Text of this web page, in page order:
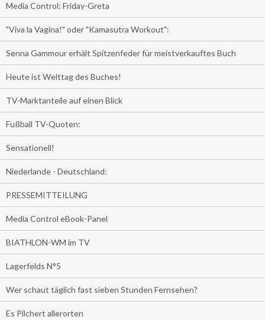
Media Control: Friday-Greta
"Viva la Vagina!" oder "Kamasutra Workout":
Senna Gammour erhält Spitzenfeder für meistverkauftes Buch
Heute ist Welttag des Buches!
TV-Marktanteile auf einen Blick
Fußball TV-Quoten:
Sensationell!
Niederlande - Deutschland:
PRESSEMITTEILUNG
Media Control eBook-Panel
BIATHLON-WM im TV
Lagerfelds N°5
Wer schaut täglich fast sieben Stunden Fernsehen?
Es Pilchert allerorten